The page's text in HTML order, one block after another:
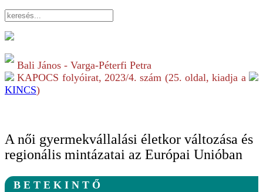
Bali János - Varga-Péterfi Petra
KAPOCS folyóirat, 2023/4. szám (25. oldal, kiadja a
KINCS)
A női gyermekvállalási életkor változása és
regionális mintázatai az Európai Unióban
B E T E K I N T Ő